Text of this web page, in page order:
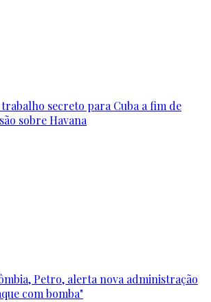
secreto para Cuba a fim de
sobre Havana
Petro, alerta nova administração
com bomba"